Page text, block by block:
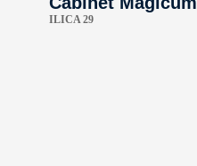
ILICA 29